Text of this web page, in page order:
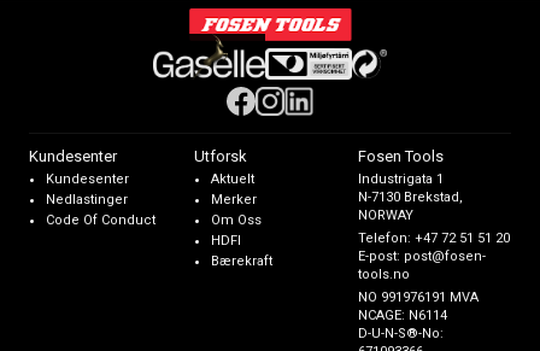
Kundesenter
Kundesenter
Nedlastinger
Code Of Conduct
Utforsk
Aktuelt
Merker
Om Oss
HDFI
Bærekraft
Fosen Tools
Industrigata 1
N-7130 Brekstad,
NORWAY
Telefon:+47 72 51 51 20
E-post: post@fosen-
tools.no
NO 991976191 MVA
NCAGE: N6114
D-U-N-S®-No: